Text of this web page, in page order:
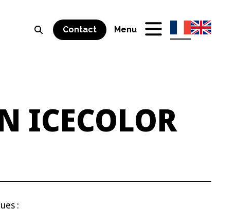
Contact Menu
ICECOLOR
: